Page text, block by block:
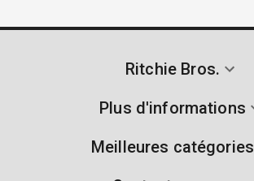
Ritchie Bros.
Plus d'informations
Meilleures catégories